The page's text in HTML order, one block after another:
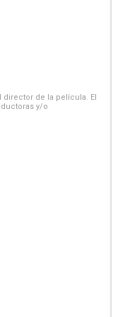
de la película. El
y/o